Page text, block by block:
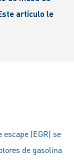
artículo le
(EGR) se
de gasolina